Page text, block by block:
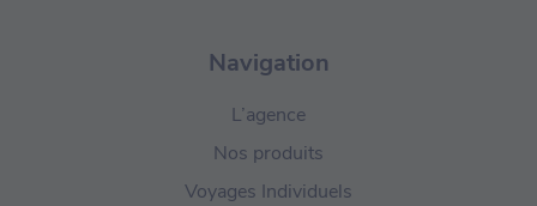
Navigation
L’agence
Nos produits
Voyages Individuels